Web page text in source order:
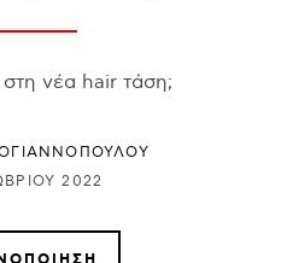
νέα hair τάση;
2022